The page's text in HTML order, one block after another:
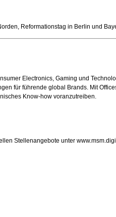
Reformationstag in Berlin und
Electronics, Gaming und
für führende global Brands. Mit
Know-how voranzutreiben.
Stellenangebote unter